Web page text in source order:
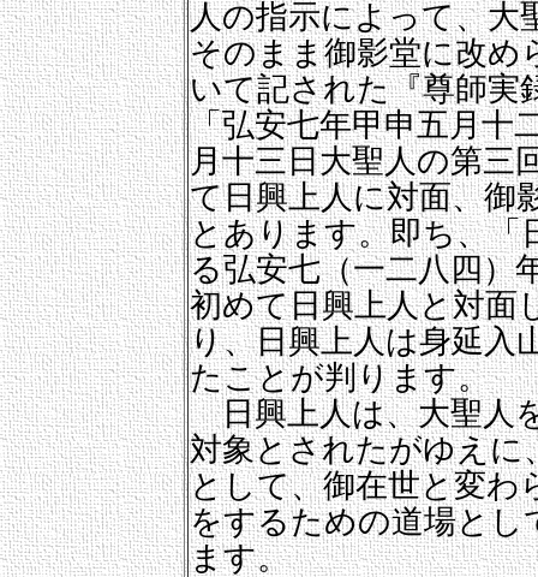
人の指示によって、大
そのまま御影堂に改め
いて記された『尊師実
「弘安七年甲申五月十
月十三日大聖人の第三
て日興上人に対面、御
とあります。即ち、「
る弘安七（一二八四）
初めて日興上人と対面
り、日興上人は身延入
たことが判ります。
日興上人は、大聖人
対象とされたがゆえに
として、御在世と変わ
をするための道場とし
ます。